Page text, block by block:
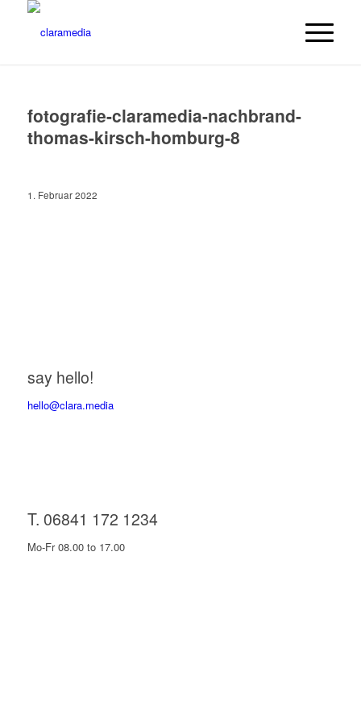
fotografie-claramedia-nachbrand-
thomas-kirsch-homburg-8
1. Februar 2022
say hello!
hello@clara.media
T. 06841 172 1234
Mo-Fr 08.00 to 17.00